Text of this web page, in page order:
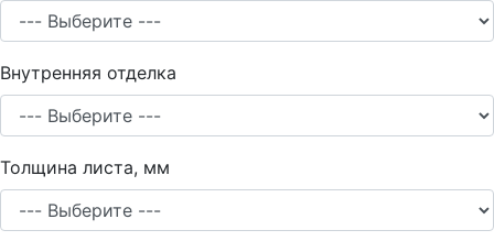
Внутренняя отделка
Толщина листа, мм